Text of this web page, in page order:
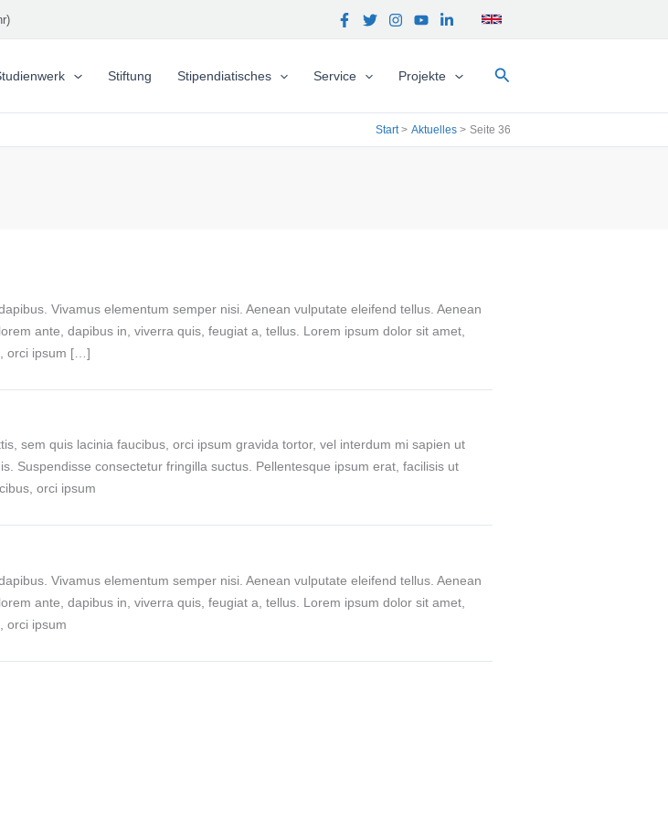
Stiftung Stipendiatisches Service Projekte Suchen
Start Aktuelles Seite 36
Vivamus elementum semper nisi. Aenean vulputate eleifend tellus. Aenean
ante, dapibus in, viverra quis, feugiat a, tellus. Lorem ipsum dolor sit amet,
orci ipsum […]
sem quis lacinia faucibus, orci ipsum gravida tortor, vel interdum mi sapien ut
Suspendisse consectetur fringilla suctus. Pellentesque ipsum erat, facilisis ut
orci ipsum
Vivamus elementum semper nisi. Aenean vulputate eleifend tellus. Aenean
ante, dapibus in, viverra quis, feugiat a, tellus. Lorem ipsum dolor sit amet,
orci ipsum